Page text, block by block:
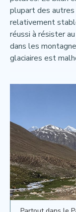
plupart des
relativement
réussi à résister
dans les
glaciaires est